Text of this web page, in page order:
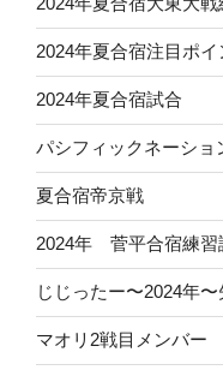
2024年夏合宿注目ポイ
2024年夏合宿試合
パシフィックネーショ
夏合宿帝京戦
2024年 菅平合宿練習
じじったー〜2024年
マオリ2戦目メンバー